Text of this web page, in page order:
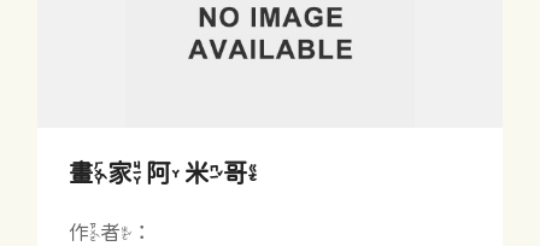
畫家阿米哥
作者：